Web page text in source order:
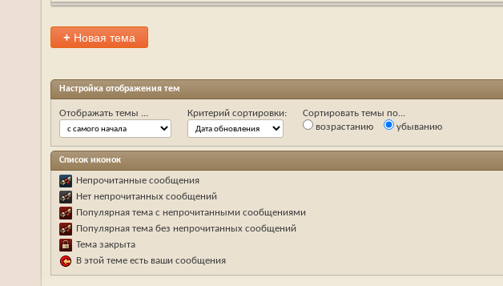
+ Новая тема
Настройка отображения тем
Отображать темы ... Критерий сортировки:
Сортировать темы по...
возрастанию
убыванию
Список иконок
Непрочитанные сообщения
Нет непрочитанных сообщений
Популярная тема с непрочитанными сообщениями
Популярная тема без непрочитанных сообщений
Тема закрыта
В этой теме есть ваши сообщения